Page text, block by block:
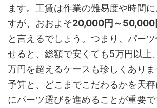
ます。工賃は作業の難易度や時間
すが、おおよそ20,000円～50,000
と言えるでしょう。つまり、パー
せると、総額で安くても5万円以上
万円を超えるケースも珍しくあり
予算と、どこまでこだわるかを天
にパーツ選びを進めることが重要で